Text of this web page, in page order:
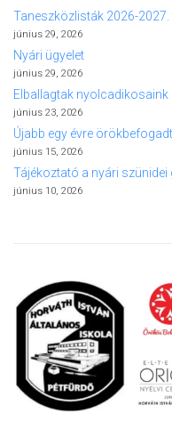
Taneszközlisták 2026-2027.
június 29, 2026
Nyári ügyelet
június 29, 2026
Elballagtak nyolcadikosaink
június 23, 2026
Újabb egy évre
június 15, 2026
Tájékoztató a nyári szünidei
június 10, 2026